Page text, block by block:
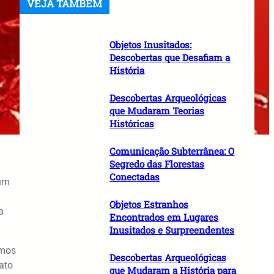
VEJA TAMBÉM
Objetos Inusitados:
Descobertas que Desafiam a
História
Descobertas Arqueológicas
que Mudaram Teorias
Históricas
Comunicação Subterrânea: O
Segredo das Florestas
Conectadas
Objetos Estranhos
Encontrados em Lugares
Inusitados e Surpreendentes
Descobertas Arqueológicas
que Mudaram a História para